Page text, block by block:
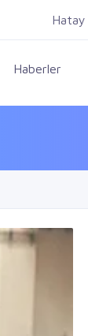
Haberler
Hatay